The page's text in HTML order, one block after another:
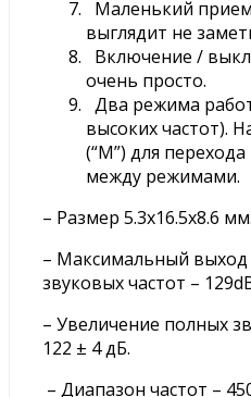
Маленький
выглядит не
Включение /
очень просто.
Два режима
высоких частот).
(“M”) для перехода
между режимами.
– Размер 5.3х16.5х8.6 мм.
– Максимальный
звуковых частот –
– Увеличение полных
122 ± 4 дБ.
– Диапазон частот –